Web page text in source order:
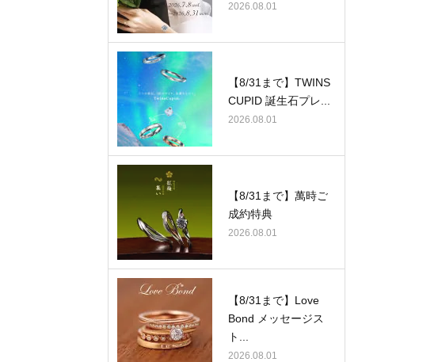
2026.08.01
【8/31まで】TWINS
CUPID 誕生石プレ...
2026.08.01
【8/31まで】萬時ご
成約特典
2026.08.01
【8/31まで】Love
Bond メッセージス
ト...
2026.08.01